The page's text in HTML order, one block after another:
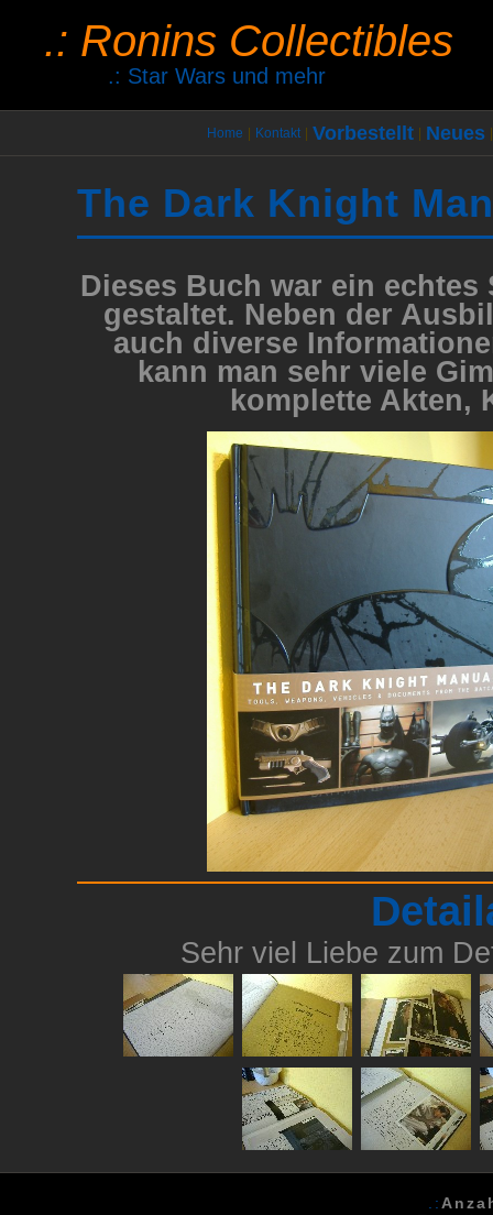
.: Ronins Collectibles
.: Star Wars und mehr
Home Kontakt Vorbestellt Neues
The Dark Knight
Dieses Buch war ein
gestaltet. Neben der
auch diverse
kann man sehr viele
komplette Akten,
Sehr viel Liebe zum
.: